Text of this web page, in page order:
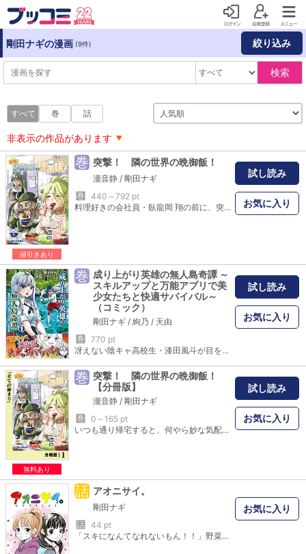
剛田ナギの漫画 (9件) 絞り込み
検索
すべて 巻 話
非表示の作品があります
値引きあり
巻 突撃！ 隣の世界の晩御飯！
瀧音静 / 剛田ナギ
巻
440～792 pt
料理好きの会社員・臥龍岡 翔の前に、突如として現れた腹ペコ異世界転移者たち。 お腹を空かせた転移者たちに晩御飯をご馳走してあげると、 転移者たちは現代の食事が気に入ったようで、毎晩異世界からご飯を求めてやってくるように！ そして、お礼として置いて行かれた『異世界産ナゾ食材』を前に、翔は頭を抱えるのであった…。
試し読み
お気に入り
巻 成り上がり英雄の無人島奇譚 ～
スキルアップと万能アプリで美
少女たちと快適サバイバル～
（コミック）
剛田ナギ / 絢乃 / 天由
巻
770 pt
冴えない陰キャ高校生・漆田風斗が目を覚ますと、そこは未知のモンスターが跋扈する謎の無人島だった。 全校生徒と教師がまるごと転移したカオスな状況下、風斗は窮地に陥っていた学園のアイドル・夏目麻衣を救い出す。 これを機に、住む世界の違ったはずの陽キャ美少女と行動を共にすることに！ そして、無人島生活のカギは…万能アプリ!? 前代未聞のサバイバル・ファンタジー開幕!!
試し読み
お気に入り
無料あり
巻 突撃！ 隣の世界の晩御飯！
【分冊版】
瀧音静 / 剛田ナギ
巻
0～165 pt
いつも通り帰宅すると、何やら妙な気配を感じた、料理好きの会社員・臥龍岡 翔。 その正体は……異世界転移者たちだった。 「も、申し訳ないのですが、食べ物を少々恵んで頂けませんでしょうか？」 お腹を空かせた彼らにご飯をご馳走すると、それから毎日晩御飯を食べる為だけに現代を訪れるようになった。 そして、一食一飯の恩として置いていかれる正体不明の食材たち。 渡された『異世界産ナゾ食材』をどうにか料理して、冒険者達の舌を唸らす料理を作っていく！ のんびり、クスっと、美味しそう！そんな異世界グルメ交流記。 さて、今日の晩御飯は？
試し読み
お気に入り
話 アオニサイ。
剛田ナギ
話 44 pt
「スキになんてなれないもん！！」野菜嫌いの女の子・夕梨と、八百屋の娘で優等生のメイコ・・・素直になれない女の子たちの思春期手前のちょい百合系友情ストーリー。「野菜なんてもう絶っ対に食べない！！」
お気に入り